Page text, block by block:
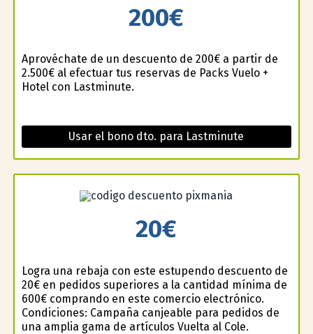
200€
Aprovéchate de un descuento de 200€ a partir de
2.500€ al efectuar tus reservas de Packs Vuelo +
Hotel con Lastminute.
Usar el bono dto. para Lastminute
20€
Logra una rebaja con este estupendo descuento de
20€ en pedidos superiores a la cantidad mínima de
600€ comprando en este comercio electrónico.
Condiciones: Campaña canjeable para pedidos de
una amplia gama de artículos Vuelta al Cole.